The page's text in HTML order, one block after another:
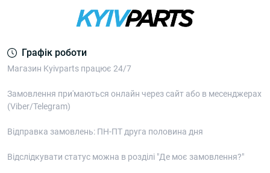
Графік роботи
Магазин Kyivparts працює 24/7
Замовлення при'маються онлайн через сайт або в месенджерах
(Viber/Telegram)
Відправка замовлень: ПН-ПТ друга половина дня
Відслідкувати статус можна в розділі "Де моє замовлення?"